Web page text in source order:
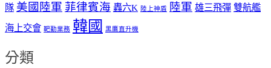
隊 美國陸軍 菲律賓海 轟六K 陸上神盾 陸軍 雄三飛彈 雙航艦
海上交會 靶勤業務 韓國 黑鷹直升機
分類